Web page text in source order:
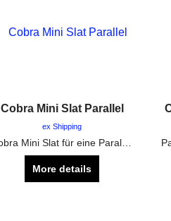
Cobra Mini Slat Parallel
ex Shipping
More details